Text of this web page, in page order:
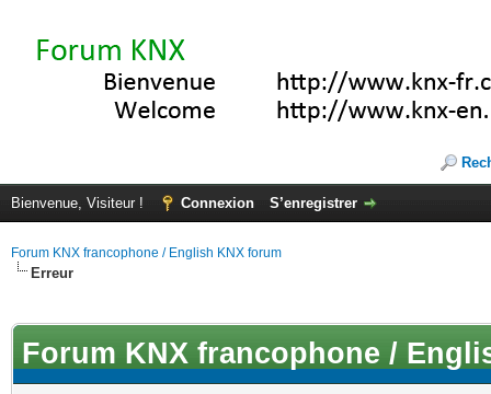
Bienvenue, Visiteur ! Connexion S’enregistrer
Forum KNX francophone / English KNX forum
Erreur
Forum KNX francophone /